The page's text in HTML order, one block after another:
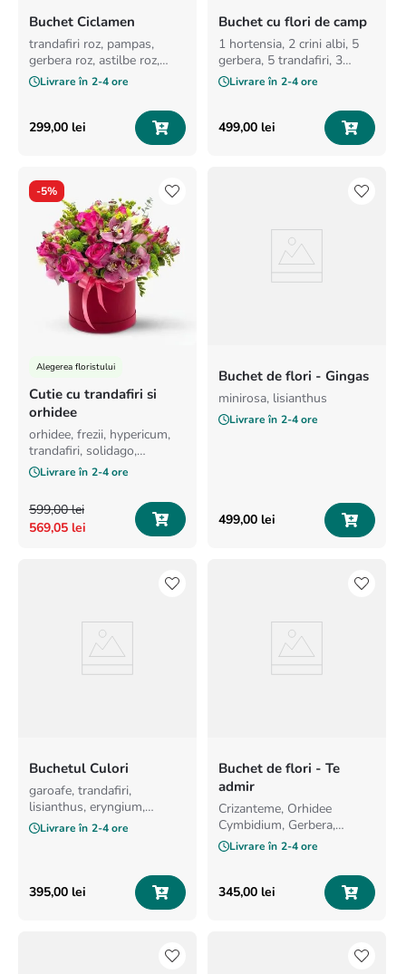
Buchet Ciclamen
trandafiri roz, pampas,
gerbera roz, astilbe roz,
hypericum grena
Livrare în 2-4 ore
299,00 lei
Buchet cu flori de camp
1 hortensia, 2 crini albi, 5
gerbera, 5 trandafiri, 3
eryngium, 1 leucospermum,
10 spice de grau, verdeata,
Livrare în 2-4 ore
499,00 lei
-5%
Alegerea floristului
Cutie cu trandafiri si
orhidee
orhidee, frezii, hypericum,
trandafiri, solidago,
minirosa, santini
Livrare în 2-4 ore
599,00 lei
569,05 lei
Buchet de flori - Gingas
minirosa, lisianthus
Livrare în 2-4 ore
499,00 lei
Buchetul Culori
garoafe, trandafiri,
lisianthus, eryngium,
clematis
Livrare în 2-4 ore
395,00 lei
Buchet de flori - Te
admir
Crizanteme, Orhidee
Cymbidium, Gerbera,
Hypericum, Lisianthus,
Trandafiri
Livrare în 2-4 ore
345,00 lei